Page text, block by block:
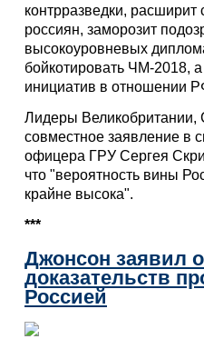
контрразведки, расширит
россиян, заморозит
высокоуровневых
бойкотировать ЧМ-2018,
инициатив в отношении
Лидеры
совместное заявление в
офицера ГРУ Сергея
что "вероятность вины
крайне высока".
***
Джонсон заявил
доказательств
Россией